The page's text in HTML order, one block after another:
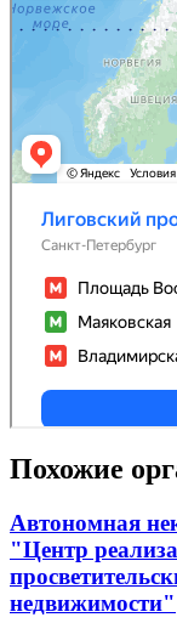
Похожие
Автономная
"Центр
недвижимости"